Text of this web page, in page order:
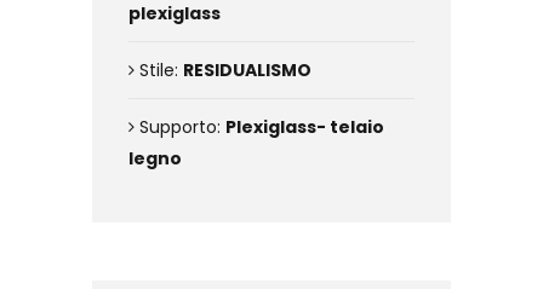
plexiglass
Stile: RESIDUALISMO
Supporto: Plexiglass- telaio
legno